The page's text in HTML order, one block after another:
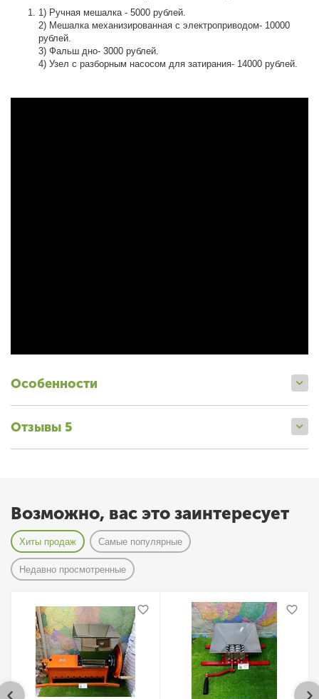
1) Ручная мешалка - 5000 рублей.
2) Мешалка механизированная с электроприводом- 10000
рублей.
3) Фальш дно- 3000 рублей.
4) Узел с разборным насосом для затирания- 14000 рублей.
Особенности
Отзывы 5
Возможно, вас это заинтересует
Хиты продаж Самые популярные
Недавно просмотренные